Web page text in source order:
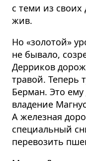
с теми из своих
жив.
Но «золотой»
не бывало,
Дерриков
травой. Теперь
Берман. Это
владение
А железная
специальный
перевозить